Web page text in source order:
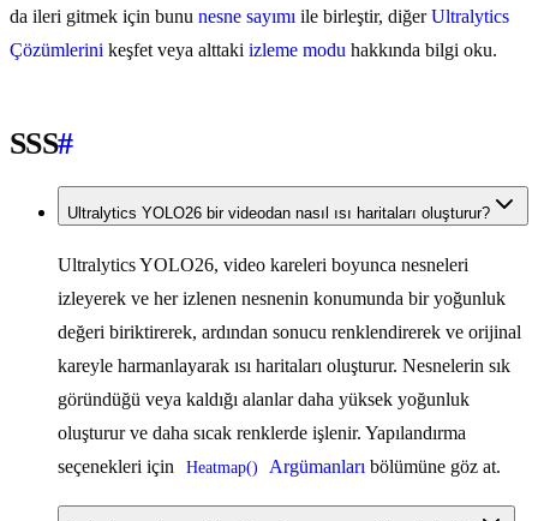
da ileri gitmek için bunu nesne sayımı ile birleştir, diğerUltralytics
Çözümlerini keşfet veya alttaki izleme modu hakkında bilgi oku.
SSS#
Ultralytics YOLO26 bir videodan nasıl ısı haritaları oluşturur?
Ultralytics YOLO26, video kareleri boyunca nesneleri
izleyerek ve her izlenen nesnenin konumunda bir yoğunluk
değeri biriktirerek, ardından sonucu renklendirerek ve orijinal
kareyle harmanlayarak ısı haritaları oluşturur. Nesnelerin sık
göründüğü veya kaldığı alanlar daha yüksek yoğunluk
oluşturur ve daha sıcak renklerde işlenir. Yapılandırma
seçenekleri için
Heatmap() Argümanları bölümüne göz at.